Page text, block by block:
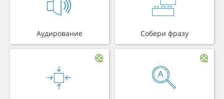
Аудирование Собери фразу